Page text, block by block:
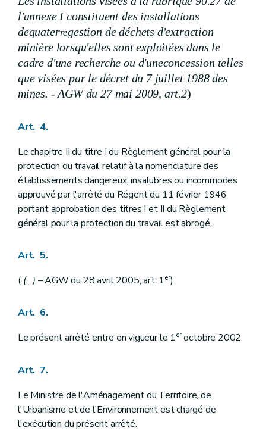
l'annexe Iconstituent des installations
dequaterregestion de déchets d'extraction
minière lorsqu'elles sont exploitées dans le
cadre d'une recherche ou d'uneconcession telles
que visées par le décret du 7 juillet 1988 des
mines. - AGW du 27 mai 2009, art.2)
Art. 4.
Le chapitre II du titre I du Règlement général pour la
protection du travail relatif à la nomenclature des
établissements dangereux, insalubres ou incommodes
approuvé par l'arrêté du Régent du 11 février 1946
portant approbation des titres I et II du Règlement
général pour la protection du travail est abrogé.
Art. 5.
( (...) – AGW du 28 avril 2005, art. 1er)
Art. 6.
Le présent arrêté entre en vigueur le 1eroctobre 2002.
Art. 7.
Le Ministre de l'Aménagement du Territoire, de
l'Urbanisme et de l'Environnement est chargé de
l'exécution du présent arrêté.